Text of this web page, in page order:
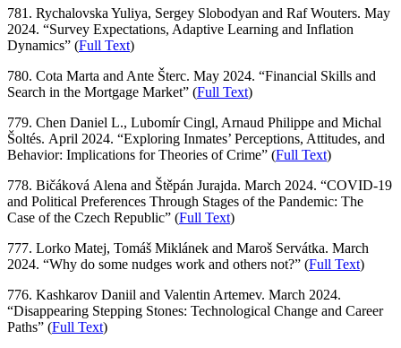
781. Rychalovska Yuliya, Sergey Slobodyan and Raf Wouters. May
2024. “Survey Expectations, Adaptive Learning and Inflation
Dynamics” (Full Text)
780. Cota Marta and Ante Šterc. May 2024. “Financial Skills and
Search in the Mortgage Market” (Full Text)
779. Chen Daniel L., Lubomír Cingl, Arnaud Philippe and Michal
Šoltés. April 2024. “Exploring Inmates’ Perceptions, Attitudes, and
Behavior: Implications for Theories of Crime” (Full Text)
778. Bičáková Alena and Štěpán Jurajda. March 2024. “COVID-19
and Political Preferences Through Stages of the Pandemic: The
Case of the Czech Republic” (Full Text)
777. Lorko Matej, Tomáš Miklánek and Maroš Servátka. March
2024. “Why do some nudges work and others not?” (Full Text)
776. Kashkarov Daniil and Valentin Artemev. March 2024.
“Disappearing Stepping Stones: Technological Change and Career
Paths” (Full Text)